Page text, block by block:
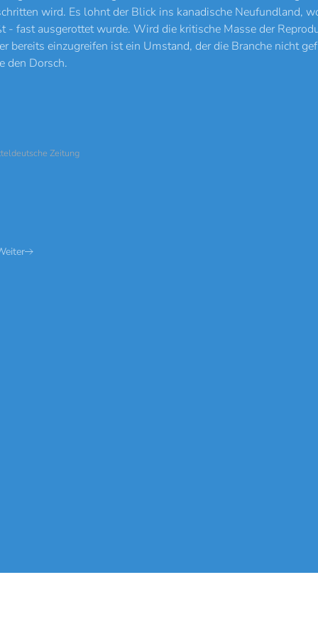
wird. Es lohnt der Blick ins kanadische Neufundland,
- fast ausgerottet wurde. Wird die kritische Masse der
bereits einzugreifen ist ein Umstand, der die Branche nicht
den Dorsch.
Zeitung